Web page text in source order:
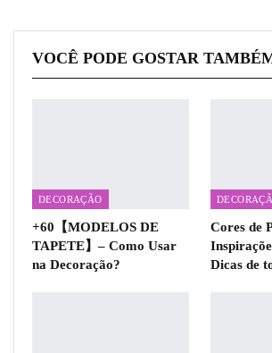
VOCÊ PODE GOSTAR
DECORAÇÃO
+60【MODELOS DE
TAPETE】– Como Usar
na Decoração?
Cores de
Dicas de